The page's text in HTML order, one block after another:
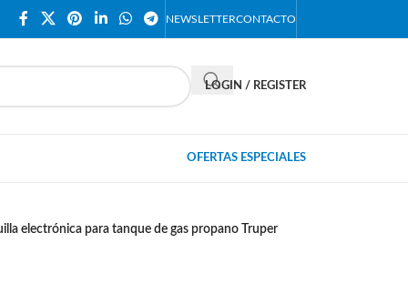
NEWSLETTERCONTACTO
LOGIN / REGISTER
OFERTAS ESPECIALES
electrónica para tanque de gas propano Truper